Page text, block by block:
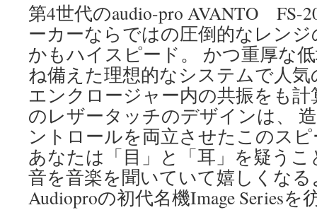
第4世代のaudio-pro AVANTO FS-
ーカーならではの圧倒的なレン
かもハイスピード。 かつ重厚な
ね備えた理想的なシステムで人
エンクロージャー内の共振をも
のレザータッチのデザインは、
ントロールを両立させたこのス
あなたは「目」と「耳」を疑う
音を音楽を聞いていて嬉しくな
Audioproの初代名機Image Series